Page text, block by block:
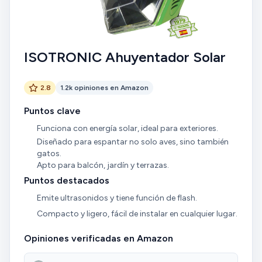
ISOTRONIC Ahuyentador Solar
2.8 1.2k opiniones en Amazon
Puntos clave
Funciona con energía solar, ideal para exteriores.
Diseñado para espantar no solo aves, sino también
gatos.
Apto para balcón, jardín y terrazas.
Puntos destacados
Emite ultrasonidos y tiene función de flash.
Compacto y ligero, fácil de instalar en cualquier lugar.
Opiniones verificadas en Amazon